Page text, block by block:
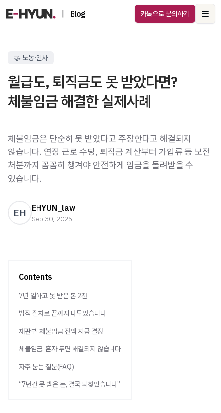
Blog 카톡으로 문의하기
🤝 노동·인사
월급도, 퇴직금도 못 받았다면?
체불임금은 단순히 못 받았다고 주장한다고 해결되지
않습니다. 연장 근로 수당, 퇴직금 계산부터 가압류 등 보전
처분까지 꼼꼼히 챙겨야 안전하게 임금을 돌려받을 수
있습니다.
EH EHYUN_law
Sep 30, 2025
Contents
7년 일하고 못 받은 돈 2천
법적 절차로 끝까지 다투었습니다
재판부, 체불임금 전액 지급 결정
체불임금, 혼자 두면 해결되지 않습니다
자주 묻는 질문(FAQ)
“7년간 못 받은 돈, 결국 되찾았습니다”